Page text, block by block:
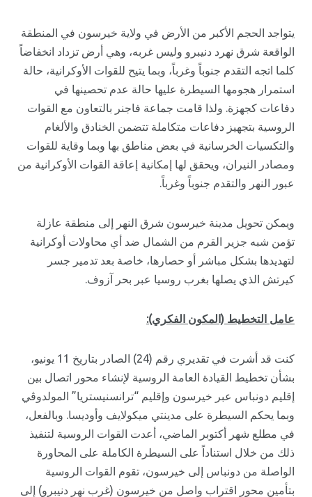
يتواجد الحجم الأكبر من الأرض في ولاية خيرسون في المنطقة
الواقعة شرق نهرد دنيبرو وليس غربه، وهي أرض تزداد انخفاضاً
كلما اتجه التقدم جنوباً وغرباً، وبما يتيح للقوات الأوكرانية، حالة
استمرار هجومها السيطرة عليها حالة عدم تحصينها في
دفاعات كجهزة. ولذا قامت جماعة فاجنر بالتعاون مع القوات
الروسية بتجهيز دفاعات متكاملة تتضمن الخنادق والألغام
والتكسيات الخرسانية في بعض مناطق بها وبما وقاية للقوات
ومصادر النيران، ويحقق لها إمكانية إعاقة القوات الأوكرانية من
عبور النهر والتقدم جنوباً وغرباً.
ويمكن تحويل مدينة خيرسون شرق النهر إلى منطقة عازلة
تؤمن شبه جزير القرم من الشمال ضد أي محاولات أوكرانية
لتهديدها بشكل مباشر أو حصارها، خاصة بعد تدمير جسر
كيرتش الذي يصلها بغرب روسيا عبر بحر آزوف.
عامل التخطيط (المكون الفكري):
كنت قد أشرت في تقديري رقم (24) الصادر بتاريخ 11 يونيو،
بشأن تخطيط القيادة العامة الروسية لإنشاء محور اتصال بين
إقليم دونباس عبر خيرسون وإقليم “ترانسنيستريا” المولدوڤي
وبما يحكم السيطرة على مدينتي ميكولايف وأوديسا. وبالفعل،
في مطلع شهر أكتوبر الماضي، أعدت القوات الروسية لتنفيذ
ذلك من خلال استناداً على السيطرة الكاملة على المحاورة
الواصلة من دونباس إلى خيرسون، تقوم القوات الروسية
بتأمين محور اقتراب واصل من خيرسون (غرب نهر دنيبرو) إلى